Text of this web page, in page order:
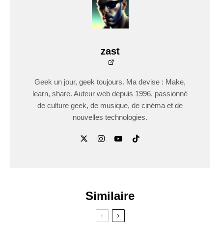
zast
Geek un jour, geek toujours. Ma devise : Make,
learn, share. Auteur web depuis 1996, passionné
de culture geek, de musique, de cinéma et de
nouvelles technologies.
Similaire